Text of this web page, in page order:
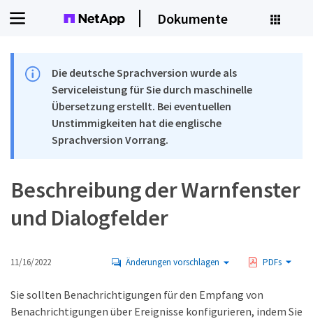
Dokumente
Die deutsche Sprachversion wurde als
Serviceleistung für Sie durch maschinelle
Übersetzung erstellt. Bei eventuellen
Unstimmigkeiten hat die englische
Sprachversion Vorrang.
Beschreibung der Warnfenster
und Dialogfelder
11/16/2022 Änderungen vorschlagen PDFs
Sie sollten Benachrichtigungen für den Empfang von
Benachrichtigungen über Ereignisse konfigurieren, indem Sie